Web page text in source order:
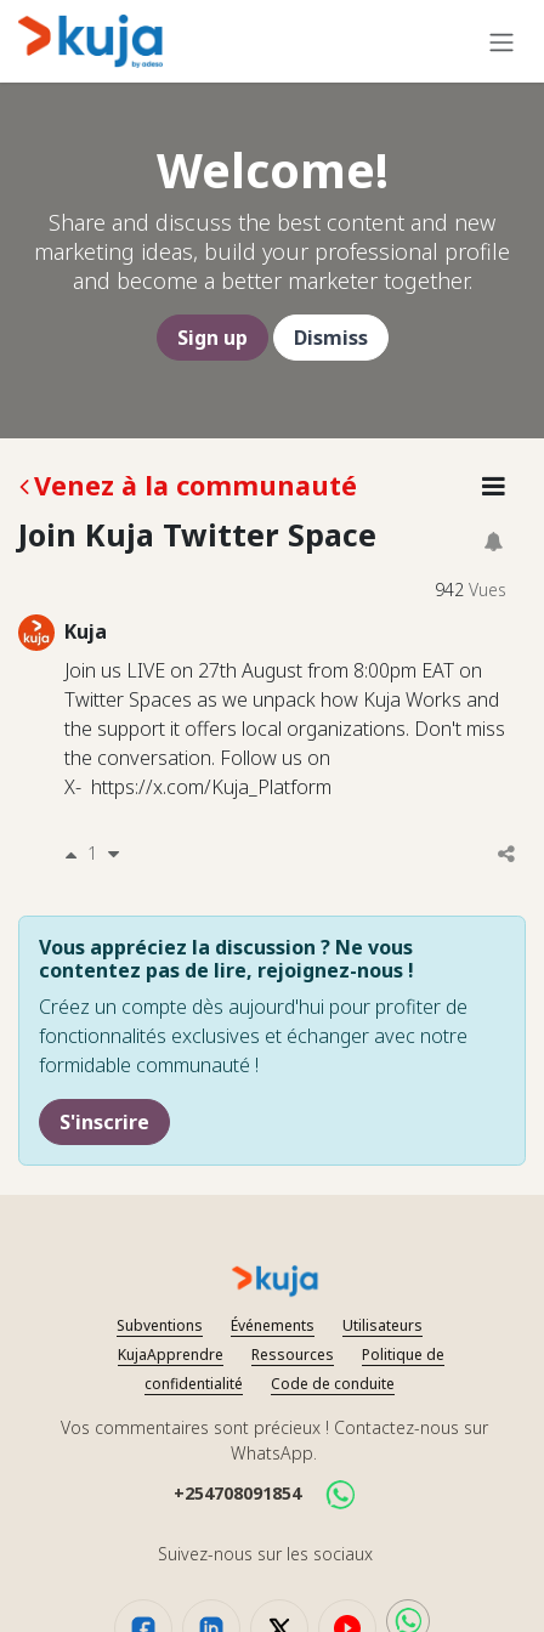
Se rendre au contenu
Welcome!
Share and discuss the best content and new
marketing ideas, build your professional profile
and become a better marketer together.
Sign up Dismiss
Venez à la communauté
Join Kuja Twitter Space
942 Vues
Kuja
Join us LIVE on 27th August from 8:00pm EAT on
Twitter Spaces as we unpack how Kuja Works and
the support it offers local organizations. Don't miss
the conversation. Follow us on
X- https://x.com/Kuja_Platform
1
Vous appréciez la discussion ? Ne vous
contentez pas de lire, rejoignez-nous !
Créez un compte dès aujourd'hui pour profiter de
fonctionnalités exclusives et échanger avec notre
formidable communauté !
S'inscrire
Subventions Événements
Utilisateurs
KujaApprendre
Ressources
Politique de
confidentialité
Code de conduite
Vos commentaires sont précieux ! Contactez-nous sur
WhatsApp.
+254708091854
Suivez-nous sur les sociaux